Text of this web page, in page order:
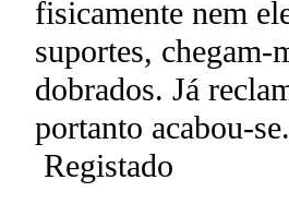
fisicamente nem
suportes, chegam-
dobrados. Já
portanto acabou-se.
Registado